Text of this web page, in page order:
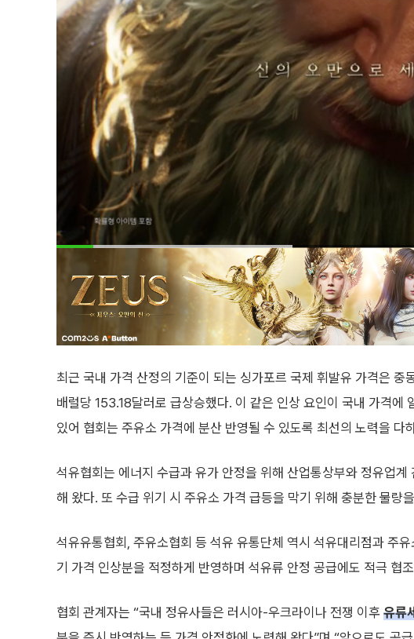
최근 국내 가격 산정의 기준이 되는 싱가포르 국제 휘발유 가격은
배럴당 153.18달러로 급상승했다. 이 같은 인상 요인이 국내 가격에
있어 협회는 주유소 가격에 분산 반영될 수 있도록 최선의 노력을 다
석유협회는 에너지 수급과 유가 안정을 위해 산업통상부와 정유업
해 왔다. 또 수급 위기 시 주유소 가격 급등을 막기 위해 충분한 물량
석유유통협회, 주유소협회 등 석유 유통단체 역시 석유대리점과 주
기 가격 인상분을 적정하게 반영하며 석유류 안정 공급에도 적극 협
협회 관계자는 “국내 정유사들은 러시아-우크라이나 전쟁 이후 유류